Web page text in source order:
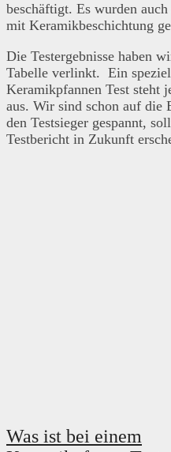
beschäftigt. Es wurden auch
mit Keramikbeschichtung
Die Testergebnisse haben
Tabelle verlinkt. Ein
Keramikpfannen Test steht
aus. Wir sind schon auf die
den Testsieger gespannt,
Testbericht in Zukunft
Was ist bei einem